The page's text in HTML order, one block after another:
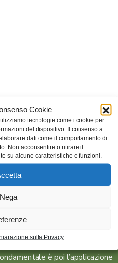
Cookie
tecnologie come i cookie per
del dispositivo. Il consenso a
dati come il comportamento di
Non acconsentire o ritirare il
su alcune caratteristiche e funzioni.
Nega
sulla Privacy
su cui si concentrano
Srl: l’impatto ecologico e le
fulcro delle attività operative,
la maggior parte delle
ambientale.Lo fa
materiali e procedure, avendo
i più rigorosi criteri per lo
costosa, quest’ultima, che
è poi l’applicazione